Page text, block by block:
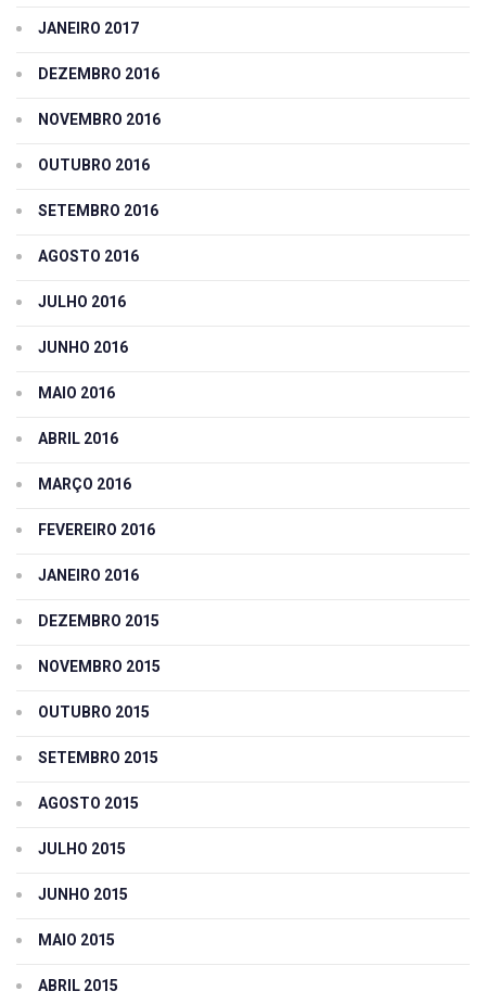
JANEIRO 2017
DEZEMBRO 2016
NOVEMBRO 2016
OUTUBRO 2016
SETEMBRO 2016
AGOSTO 2016
JULHO 2016
JUNHO 2016
MAIO 2016
ABRIL 2016
MARÇO 2016
FEVEREIRO 2016
JANEIRO 2016
DEZEMBRO 2015
NOVEMBRO 2015
OUTUBRO 2015
SETEMBRO 2015
AGOSTO 2015
JULHO 2015
JUNHO 2015
MAIO 2015
ABRIL 2015